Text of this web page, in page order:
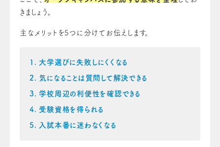
きましょう。
主なメリットを5つに分けてお伝えします。
大学選びに失敗しにくくなる
気になることは質問して解決できる
学校周辺の利便性を確認できる
受験資格を得られる
入試本番に迷わなくなる